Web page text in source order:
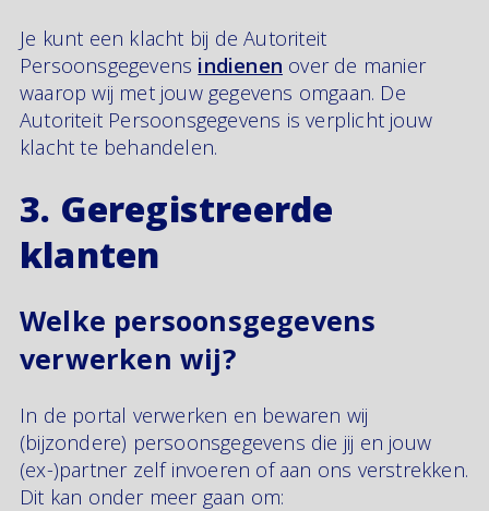
Je kunt een klacht bij de Autoriteit
Persoonsgegevens indienen over de manier
waarop wij met jouw gegevens omgaan. De
Autoriteit Persoonsgegevens is verplicht jouw
klacht te behandelen.
3. Geregistreerde
klanten
Welke persoonsgegevens
verwerken wij?
In de portal verwerken en bewaren wij
(bijzondere) persoonsgegevens die jij en jouw
(ex-)partner zelf invoeren of aan ons verstrekken.
Dit kan onder meer gaan om: